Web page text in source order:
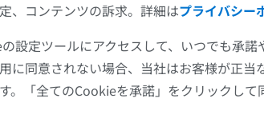
spin echo techniques (using 180°
of several gradient echos between
echo trains are recorded, with a signal
to fill the k-space faster. The
、コンテンツの訴求。詳細はプライバシー
設定ツールにアクセスして、いつでも承
に同意されない場合、当社はお客様が正
。「全てのCookieを承諾」をクリックして